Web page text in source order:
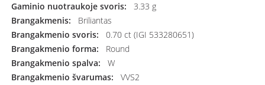
Gaminio nuotraukoje svoris:
3.33 g
Brangakmenis:
Briliantas
Brangakmenio svoris:
0.70 ct (IGI 533280651)
Brangakmenio forma:
Round
Brangakmenio spalva:
W
Brangakmenio švarumas:
VVS2